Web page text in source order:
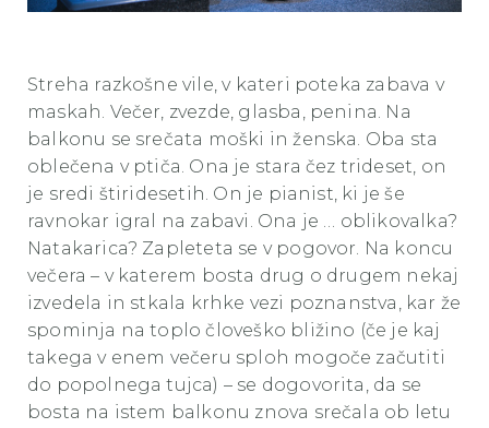
Streha razkošne vile, v kateri poteka zabava v
maskah. Večer, zvezde, glasba, penina. Na
balkonu se srečata moški in ženska. Oba sta
oblečena v ptiča. Ona je stara čez trideset, on
je sredi štiridesetih. On je pianist, ki je še
ravnokar igral na zabavi. Ona je … oblikovalka?
Natakarica? Zapleteta se v pogovor. Na koncu
večera – v katerem bosta drug o drugem nekaj
izvedela in stkala krhke vezi poznanstva, kar že
spominja na toplo človeško bližino (če je kaj
takega v enem večeru sploh mogoče začutiti
do popolnega tujca) – se dogovorita, da se
bosta na istem balkonu znova srečala ob letu